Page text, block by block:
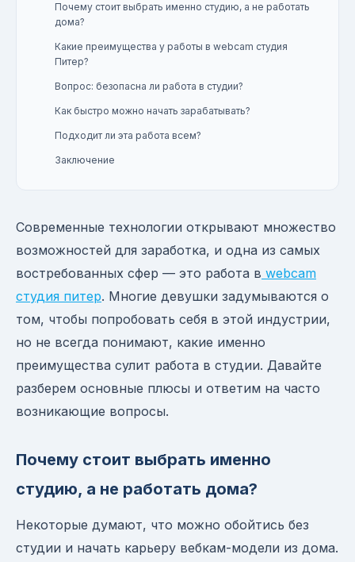
Почему стоит выбрать именно студию, а не работать
дома?
Какие преимущества у работы в webcam студия
Питер?
Вопрос: безопасна ли работа в студии?
Как быстро можно начать зарабатывать?
Подходит ли эта работа всем?
Заключение
Современные технологии открывают множество
возможностей для заработка, и одна из самых
востребованных сфер — это работа в webcam
студия питер. Многие девушки задумываются о
том, чтобы попробовать себя в этой индустрии,
но не всегда понимают, какие именно
преимущества сулит работа в студии. Давайте
разберем основные плюсы и ответим на часто
возникающие вопросы.
Почему стоит выбрать именно
студию, а не работать дома?
Некоторые думают, что можно обойтись без
студии и начать карьеру вебкам-модели из дома.